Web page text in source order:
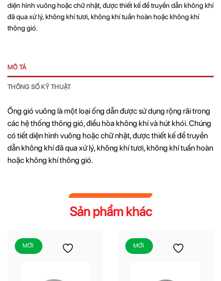
diện hình vuông hoặc chữ nhật, được thiết kế để truyền dẫn không khí
đã qua xử lý, không khí tươi, không khí tuần hoàn hoặc không khí
thông gió.
MÔ TẢ
THÔNG SỐ KỸ THUẬT
Ống gió vuông là một loại ống dẫn được sử dụng rộng rãi trong
các hệ thống thông gió, điều hòa không khí và hút khói. Chúng
có tiết diện hình vuông hoặc chữ nhật, được thiết kế để truyền
dẫn không khí đã qua xử lý, không khí tươi, không khí tuần hoàn
hoặc không khí thông gió.
Sản phẩm khác
MỚI MỚI